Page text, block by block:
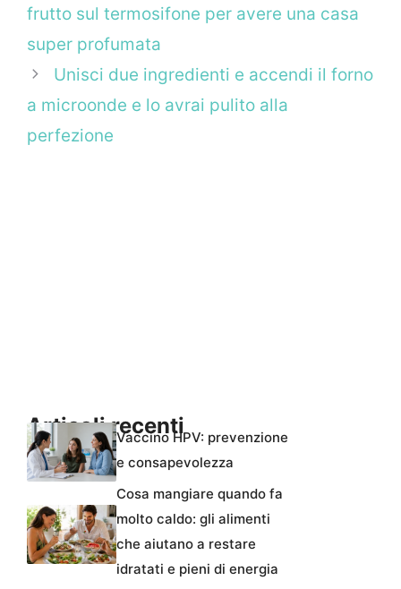
frutto sul termosifone per avere una casa
super profumata
Unisci due ingredienti e accendi il forno
a microonde e lo avrai pulito alla
perfezione
Articoli recentiVaccino HPV: prevenzione
e consapevolezza
Cosa mangiare quando fa
molto caldo: gli alimenti
che aiutano a restare
idratati e pieni di energia